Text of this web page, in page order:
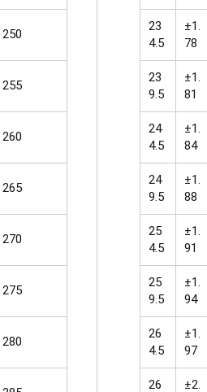
250
23
4.5
±1.
78
255
23
9.5
±1.
81
260
24
4.5
±1.
84
265
24
9.5
±1.
88
270
25
4.5
±1.
91
275
25
9.5
±1.
94
280
26
4.5
±1.
97
26
±2.